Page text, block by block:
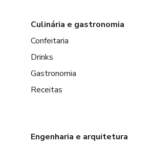
Culinária e gastronomia
Confeitaria
Drinks
Gastronomia
Receitas
Engenharia e arquitetura